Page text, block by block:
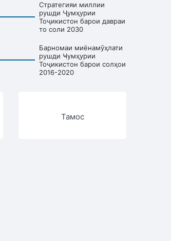
Стратегияи миллии
рушди Ҷумҳурии
Тоҷикистон барои давраи
то соли 2030
Барномаи миёнамӯҳлати
рушди Ҹумҳурии
Тоҷикистон барои солҳои
2016-2020
Тамос